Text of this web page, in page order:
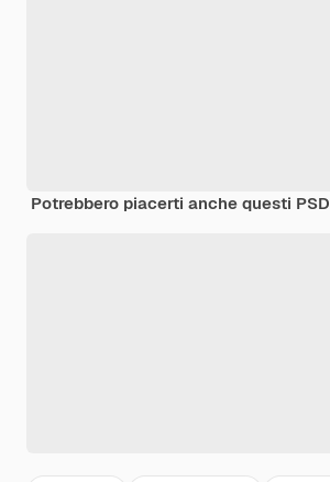
Potrebbero piacerti anche questi PSD